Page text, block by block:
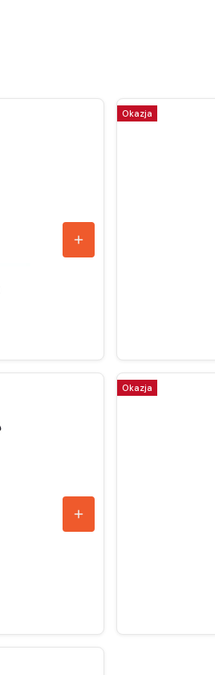
Okazja
Okazja